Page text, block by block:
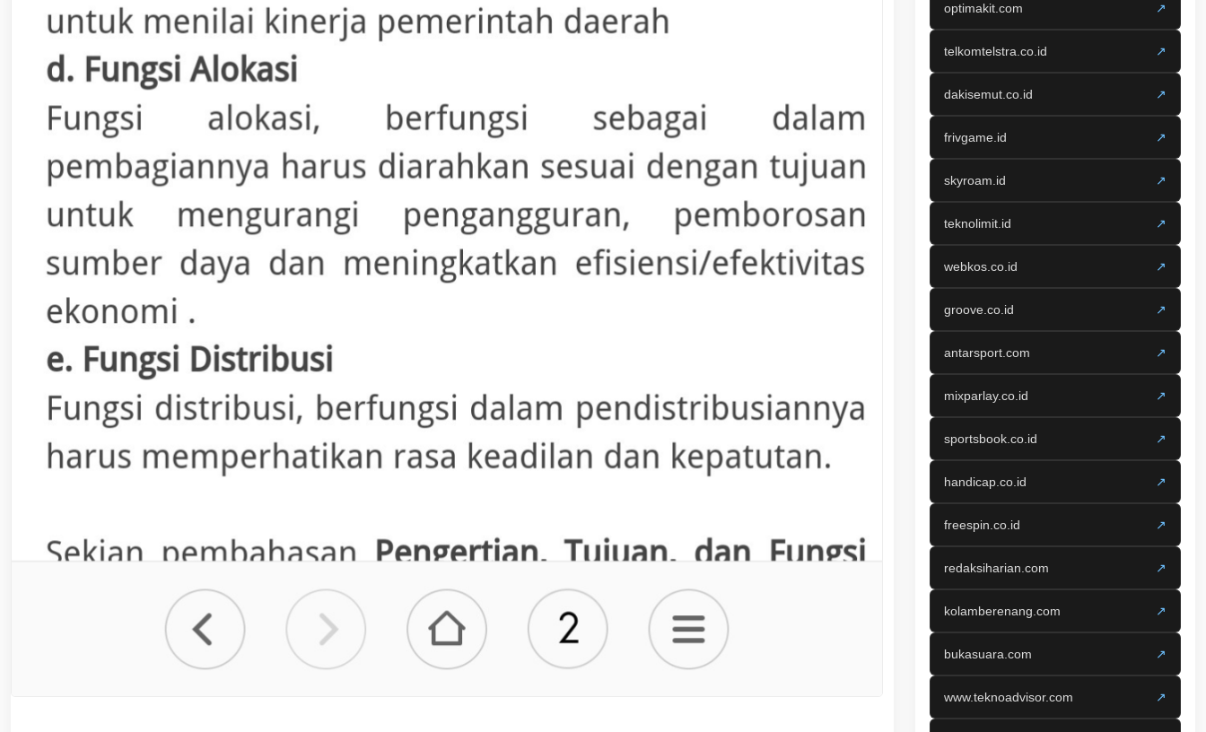
optimakit.com ↗
telkomtelstra.co.id ↗
dakisemut.co.id ↗
frivgame.id ↗
skyroam.id ↗
teknolimit.id ↗
webkos.co.id ↗
groove.co.id ↗
antarsport.com ↗
mixparlay.co.id ↗
sportsbook.co.id ↗
handicap.co.id ↗
freespin.co.id ↗
redaksiharian.com ↗
kolamberenang.com ↗
bukasuara.com ↗
www.teknoadvisor.com ↗